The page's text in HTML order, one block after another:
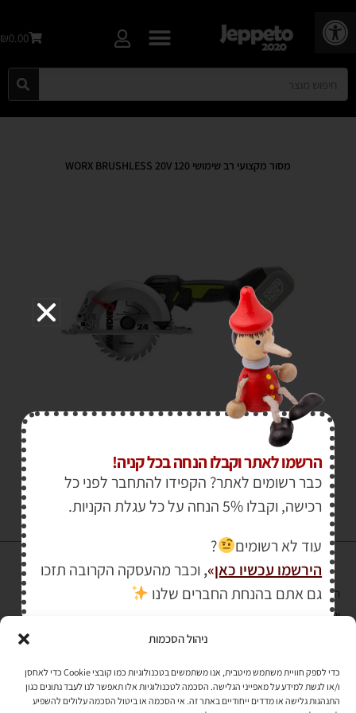
פתח סרגל נגישות
ניהול הסכמות
כדי לספק חוויית משתמש מיטבית, אנו משתמשים בטכנולוגיות כמו קובצי Cookie כדי לאחסן
ו/או לגשת למידע על מאפייני הגלישה. הסכמה לטכנולוגיות אלו תאפשר לנו לעבד נתונים כגון
התנהגות גלישה או מדדים ייחודיים באתר זה. אי הסכמה או ביטול הסכמה עלולים להשפיע
₪0.00
מסור מקצועי רב שימושי 120 WORX BRUSHLESS 20V
והעומד בתקן אבטחה PCI DSS Level-1
לתקנון האתר»
הרשמו לאתר וקבלו הנחה בכל קניה!
כבר רשומים לאתר? הקפידו להתחבר לפני כל
רכישה, וקבלו 5% הנחה על כל עגלת הקניות.
עוד לא רשומים
?
הירשמו עכשיו כאן»
, וכבר מהעסקה הקרובה תזכו
גם אתם בהנחת החברים שלנו